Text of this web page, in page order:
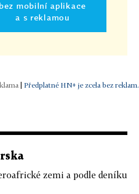
bez mobilní aplikace
a s reklamou
Předplatné HN+ je zcela bez reklam.
zemi a podle deníku